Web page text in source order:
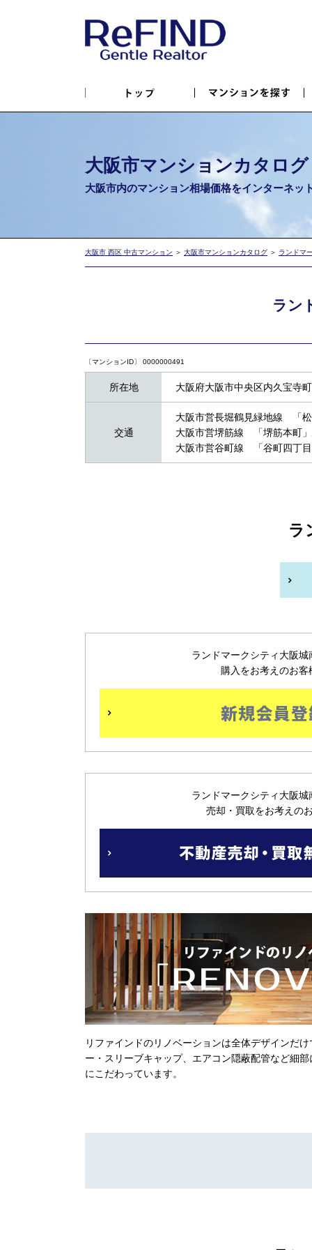
大阪市マンションカタログ
大阪市内のマンション相場価格をインターネッ
大阪市 西区 中古マンション ＞ 大阪市マンションカタログ ＞ ランドマ
ラン
〔マンションID〕 0000000491
所在地 大阪府大阪市中央区内久宝寺
交通
大阪市営長堀鶴見緑地線 「
大阪市営堺筋線 「堺筋本町
大阪市営谷町線 「谷町四丁
ラ
ランドマークシティ大阪城
購入をお考えのお客
ランドマークシティ大阪城
売却・買取をお考えの
リファインドのリノベーションは全体デザインだ
ー・スリーブキャップ、エアコン隠蔽配管など細
にこだわっています。